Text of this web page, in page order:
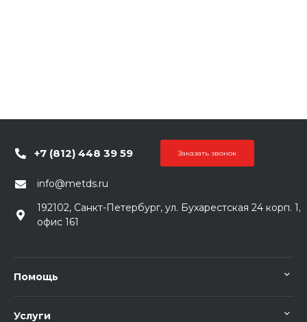
+7 (812) 448 39 59 Заказать звонок
info@metds.ru
192102, Санкт-Петербург, ул. Бухарестская 24 корп. 1,
офис 161
Помощь
Услуги